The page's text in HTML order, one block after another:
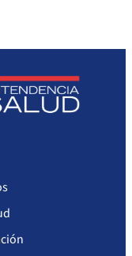
a Ley de Compras